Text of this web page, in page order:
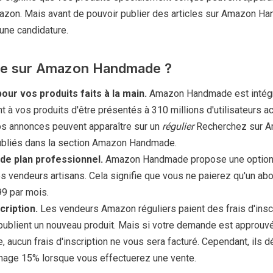
Mais avant de pouvoir publier des articles sur Amazon
candidature.
sur Amazon Handmade ?
vos produits faits à la main. Amazon Handmade est
à vos produits d'être présentés à 310 millions d'utilisateurs
annonces peuvent apparaître sur un régulierRecherchez sur
dans la section Amazon Handmade.
plan professionnel. Amazon Handmade propose une
vendeurs artisans. Cela signifie que vous ne paierez qu'un
par mois.
Les vendeurs Amazon réguliers paient des frais
un nouveau produit. Mais si votre demande est
aucun frais d'inscription ne vous sera facturé. Cependant, ils
15% lorsque vous effectuerez une vente.